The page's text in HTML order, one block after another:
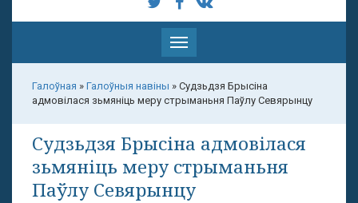
Паказаць
меню
Галоўная » Галоўныя навіны » Судзьдзя Брысіна
адмовілася зьмяніць меру стрыманьня Паўлу Севярынцу
Судзьдзя Брысіна адмовілася
зьмяніць меру стрыманьня
Паўлу Севярынцу